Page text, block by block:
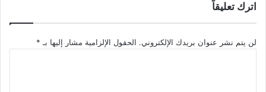
اترك تعليقاً
لن يتم نشر عنوان بريدك الإلكتروني. الحقول الإلزامية مشار إليها بـ *